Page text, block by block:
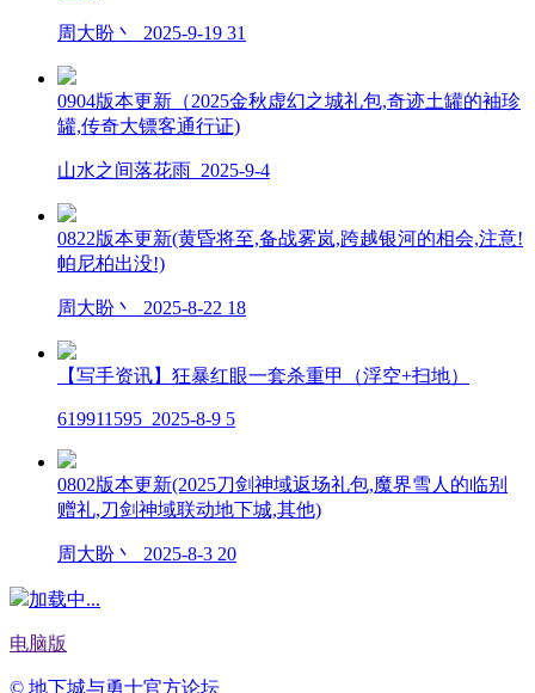
周大盼丶 2025-9-19 31
0904版本更新（2025金秋虚幻之城礼包,奇迹土罐的袖珍
罐,传奇大镖客通行证)
山水之间落花雨 2025-9-4
0822版本更新(黄昏将至,备战雾岚,跨越银河的相会,注意!
帕尼柏出没!)
周大盼丶 2025-8-22 18
【写手资讯】狂暴红眼一套杀重甲（浮空+扫地）
619911595 2025-8-9 5
0802版本更新(2025刀剑神域返场礼包,魔界雪人的临别
赠礼,刀剑神域联动地下城,其他)
周大盼丶 2025-8-3 20
加载中...
电脑版
© 地下城与勇士官方论坛